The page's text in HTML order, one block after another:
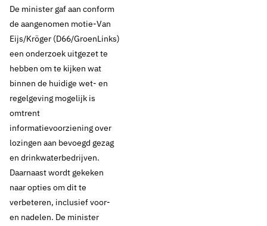
De minister gaf aan conform
de aangenomen motie-Van
Eijs/Kröger (D66/GroenLinks)
een onderzoek uitgezet te
hebben om te kijken wat
binnen de huidige wet- en
regelgeving mogelijk is
omtrent
informatievoorziening over
lozingen aan bevoegd gezag
en drinkwaterbedrijven.
Daarnaast wordt gekeken
naar opties om dit te
verbeteren, inclusief voor-
en nadelen. De minister